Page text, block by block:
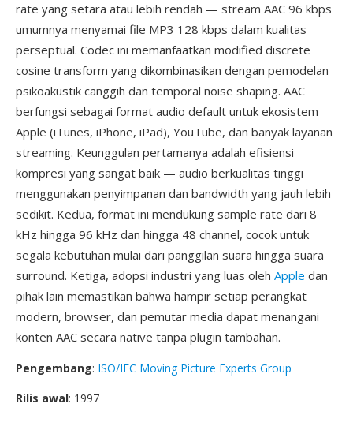
rate yang setara atau lebih rendah — stream AAC 96 kbps
umumnya menyamai file MP3 128 kbps dalam kualitas
perseptual. Codec ini memanfaatkan modified discrete
cosine transform yang dikombinasikan dengan pemodelan
psikoakustik canggih dan temporal noise shaping. AAC
berfungsi sebagai format audio default untuk ekosistem
Apple (iTunes, iPhone, iPad), YouTube, dan banyak layanan
streaming. Keunggulan pertamanya adalah efisiensi
kompresi yang sangat baik — audio berkualitas tinggi
menggunakan penyimpanan dan bandwidth yang jauh lebih
sedikit. Kedua, format ini mendukung sample rate dari 8
kHz hingga 96 kHz dan hingga 48 channel, cocok untuk
segala kebutuhan mulai dari panggilan suara hingga suara
surround. Ketiga, adopsi industri yang luas oleh Apple dan
pihak lain memastikan bahwa hampir setiap perangkat
modern, browser, dan pemutar media dapat menangani
konten AAC secara native tanpa plugin tambahan.
Pengembang: ISO/IEC Moving Picture Experts Group
Rilis awal: 1997